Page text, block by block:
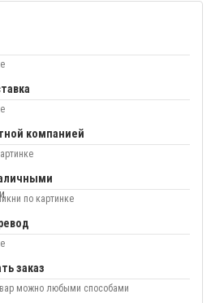
компанией
по картинке
заказ
можно любыми способами